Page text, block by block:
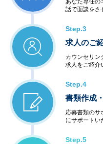
あなた専任の
話で面談をさ
Step.3
求人のご
カウンセリン
求人をご紹介
Step.4
書類作成
応募書類のサ
にサポートい
Step.5